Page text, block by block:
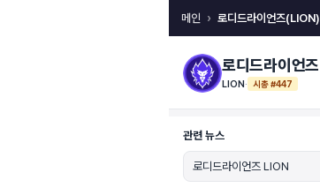
메인 로디드라이언즈(LION)
로디드라이언즈
LION· 시총 #447
관련 뉴스